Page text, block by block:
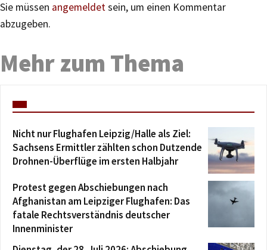
Sie müssen angemeldetsein, um einen Kommentar
abzugeben.
Mehr zum Thema
Nicht nur Flughafen Leipzig/Halle als Ziel:
Sachsens Ermittler zählten schon Dutzende
Drohnen-Überflüge im ersten Halbjahr
Protest gegen Abschiebungen nach
Afghanistan am Leipziger Flughafen: Das
fatale Rechtsverständnis deutscher
Innenminister